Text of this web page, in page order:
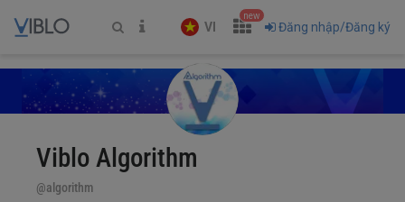
VI
new
Đăng nhập/Đăng ký
Viblo Algorithm
@algorithm